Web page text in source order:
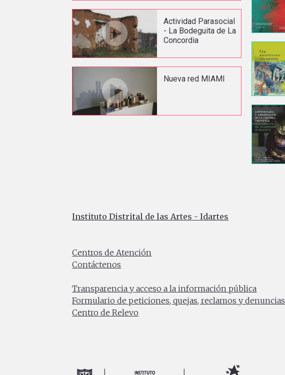
Actividad Parasocial
- La Bodeguita de La
Concordia
Nueva red MIAMI
Instituto Distrital de las Artes - Idartes
Centros de Atención
Contáctenos
Transparencia y acceso a la información pública
Formulario de peticiones, quejas, reclamos y denuncias
Centro de Relevo